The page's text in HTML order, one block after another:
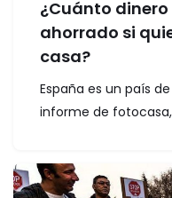
¿Cuánto
ahorrado si
casa?
España es un país
informe de fotocasa,